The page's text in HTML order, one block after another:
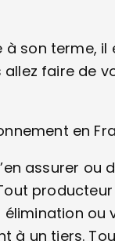
son terme,
faire de
en
assurer ou
à un tiers.